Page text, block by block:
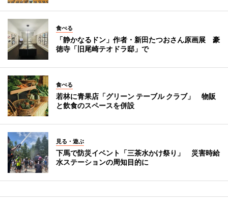
食べる
「静かなるドン」作者・新田たつおさん原画展 豪
徳寺「旧尾崎テオドラ邸」で
食べる
若林に青果店「グリーン テーブル クラブ」 物販
と飲食のスペースを併設
見る・遊ぶ
下馬で防災イベント「三茶水かけ祭り」 災害時給
水ステーションの周知目的に